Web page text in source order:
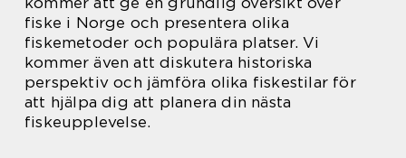
fiske i Norge och presentera olika
fiskemetoder och populära platser. Vi
kommer även att diskutera historiska
perspektiv och jämföra olika fiskestilar för
att hjälpa dig att planera din nästa
fiskeupplevelse.